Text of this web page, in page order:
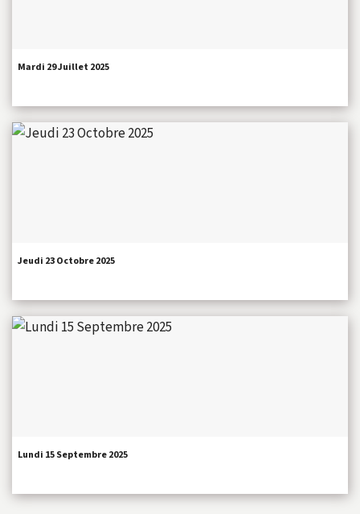
Mardi 29 Juillet 2025
Jeudi 23 Octobre 2025
Lundi 15 Septembre 2025